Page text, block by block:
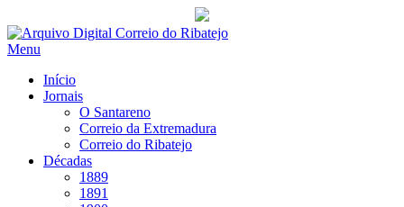
Saltar
para
Menu
Início
Jornais
O Santareno
Correio da Extremadura
Correio do Ribatejo
Décadas
1889
1891